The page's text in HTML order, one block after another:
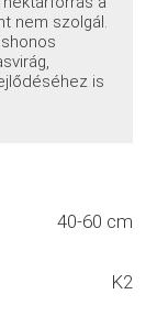
nem szolgál.
is
40-60 cm
K2